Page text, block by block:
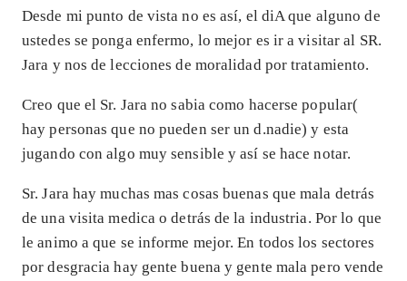
Desde mi punto de vista no es así, el diA que alguno de
ustedes se ponga enfermo, lo mejor es ir a visitar al SR.
Jara y nos de lecciones de moralidad por tratamiento.
Creo que el Sr. Jara no sabia como hacerse popular(
hay personas que no pueden ser un d.nadie) y esta
jugando con algo muy sensible y así se hace notar.
Sr. Jara hay muchas mas cosas buenas que mala detrás
de una visita medica o detrás de la industria. Por lo que
le animo a que se informe mejor. En todos los sectores
por desgracia hay gente buena y gente mala pero vende